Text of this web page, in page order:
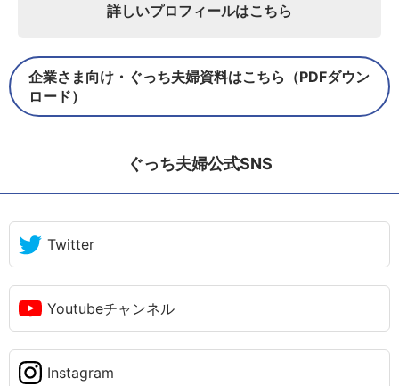
詳しいプロフィールはこちら
企業さま向け・ぐっち夫婦資料はこちら（PDFダウン
ロード）
ぐっち夫婦公式SNS
Twitter
Youtubeチャンネル
Instagram